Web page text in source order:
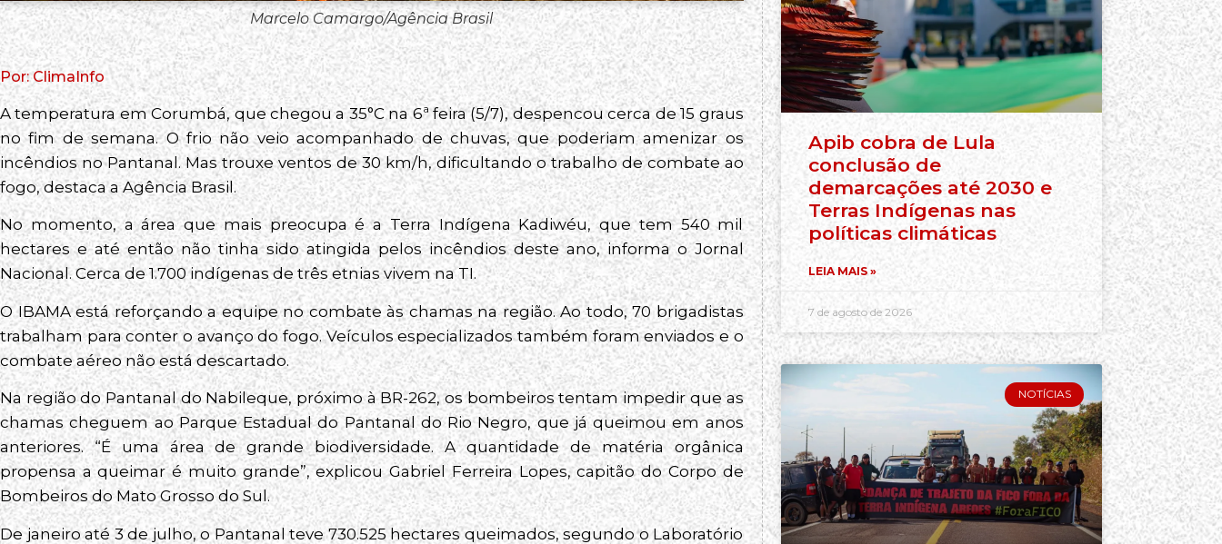
Marcelo Camargo/Agência Brasil
Por: ClimaInfo
A temperatura em Corumbá, que chegou a 35°C na 6ª feira (5/7), despencou cerca de 15 graus
no fim de semana. O frio não veio acompanhado de chuvas, que poderiam amenizar os
incêndios no Pantanal. Mas trouxe ventos de 30 km/h, dificultando o trabalho de combate ao
fogo, destaca a Agência Brasil.
No momento, a área que mais preocupa é a Terra Indígena Kadiwéu, que tem 540 mil
hectares e até então não tinha sido atingida pelos incêndios deste ano, informa o Jornal
Nacional. Cerca de 1.700 indígenas de três etnias vivem na TI.
O IBAMA está reforçando a equipe no combate às chamas na região. Ao todo, 70 brigadistas
trabalham para conter o avanço do fogo. Veículos especializados também foram enviados e o
combate aéreo não está descartado.
Na região do Pantanal do Nabileque, próximo à BR-262, os bombeiros tentam impedir que as
chamas cheguem ao Parque Estadual do Pantanal do Rio Negro, que já queimou em anos
anteriores. “É uma área de grande biodiversidade. A quantidade de matéria orgânica
propensa a queimar é muito grande”, explicou Gabriel Ferreira Lopes, capitão do Corpo de
Bombeiros do Mato Grosso do Sul.
De janeiro até 3 de julho, o Pantanal teve 730.525 hectares queimados, segundo o Laboratório
Apib cobra de Lula
conclusão de
demarcações até 2030 e
Terras Indígenas nas
políticas climáticas
LEIA MAIS »
7 de agosto de 2026
NOTÍCIAS